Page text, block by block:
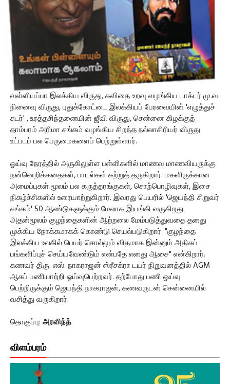
வள்ளியப்பா இலக்கிய விருது, கவிதை உறவு வழங்கிய டாக்டர் மு.வ.
நினைவு விருது, புதுக்கோட்டை இலக்கியப் பேரவையின் 'எழுத்துச்
சுடர்' , உரத்தசிந்தனையின் ஜீவி விருது, சென்னை கிழக்குத்
தாம்பரம் அரிமா சங்கம் வழங்கிய சிறந்த நல்லாசிரியர் விருது
உட்படப் பல பெருமைகளைப் பெற்றுள்ளார்.
ஓய்வு நேரத்தில் அருகிலுள்ள பள்ளிகளில் மாணவ மாணவியருக்கு
நன்னெறிக்கதைகள், பாடல்கள் கற்றுத் தருகிறார். மகளிருக்கான
அமைப்புகள் மூலம் பல கருத்தரங்குகள், சொற்பொழிவுகள், இசை
நிகழ்ச்சிகளில் உரையாற்றுகிறார். இவரது பெயரில் 'ஜெயந்தி சிறுவர்
சங்கம்' 50 ஆண்டுகளுக்கும் மேலாக இயங்கி வருகிறது.
அதன்மூலம் குழந்தைகளின் ஆற்றலை மேம்படுத்துவதை தனது
முக்கிய நோக்கமாகக் கொண்டு செயல்படுகிறார். "குழந்தை
இலக்கிய உலகில் பெயர் சொல்லும் விதமாக இன்னும் அதிகப்
பங்களிப்புச் செய்யவேண்டும் என்பதே எனது ஆசை" என்கிறார்.
கணவர் திரு. எஸ். நாகராஜன் ஸ்ரீசக்ரா டயர் நிறுவனத்தில் AGM
ஆகப் பணியாற்றி ஓய்வுபெற்றவர். தற்போது பணி ஓய்வு
பெற்றிருக்கும் ஜெயந்தி நாகராஜன், கணவருடன் சென்னையில்
வசித்து வருகிறார்.
தொகுப்பு: அரவிந்த்
விளம்பரம்